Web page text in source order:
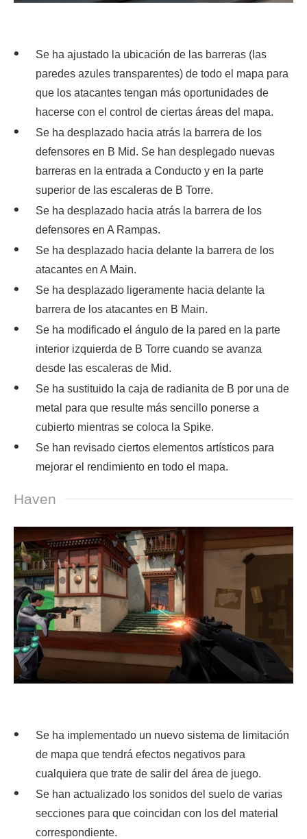
Se ha ajustado la ubicación de las barreras (las
paredes azules transparentes) de todo el mapa para
que los atacantes tengan más oportunidades de
hacerse con el control de ciertas áreas del mapa.
Se ha desplazado hacia atrás la barrera de los
defensores en B Mid. Se han desplegado nuevas
barreras en la entrada a Conducto y en la parte
superior de las escaleras de B Torre.
Se ha desplazado hacia atrás la barrera de los
defensores en A Rampas.
Se ha desplazado hacia delante la barrera de los
atacantes en A Main.
Se ha desplazado ligeramente hacia delante la
barrera de los atacantes en B Main.
Se ha modificado el ángulo de la pared en la parte
interior izquierda de B Torre cuando se avanza
desde las escaleras de Mid.
Se ha sustituido la caja de radianita de B por una de
metal para que resulte más sencillo ponerse a
cubierto mientras se coloca la Spike.
Se han revisado ciertos elementos artísticos para
mejorar el rendimiento en todo el mapa.
Haven
Se ha implementado un nuevo sistema de limitación
de mapa que tendrá efectos negativos para
cualquiera que trate de salir del área de juego.
Se han actualizado los sonidos del suelo de varias
secciones para que coincidan con los del material
correspondiente.